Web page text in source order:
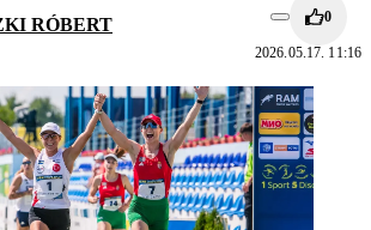
RÓBERT 0
2026.05.17. 11:16